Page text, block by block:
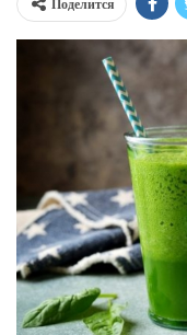
Поделится